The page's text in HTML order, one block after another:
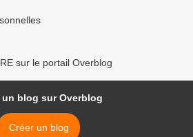
sur le portail Overblog
un blog sur Overblog
Créer un blog